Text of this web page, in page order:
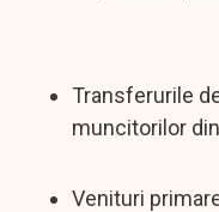
Transferurile
muncitorilor
Venituri